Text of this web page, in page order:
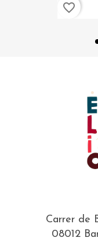
favorite_border
Carrer de
08012